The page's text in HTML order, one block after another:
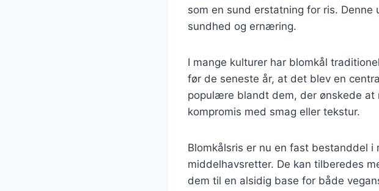
som en sund erstatning for ris.
sundhed og ernæring.
I mange kulturer har blomkål
før de seneste år, at det blev en
populære blandt dem, der ønskede at
kompromis med smag eller tekstur.
Blomkålsris er nu en fast bestanddel
middelhavsretter. De kan tilberedes
dem til en alsidig base for både